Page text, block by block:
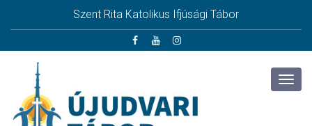
Szent Rita Katolikus Ifjúsági Tábor